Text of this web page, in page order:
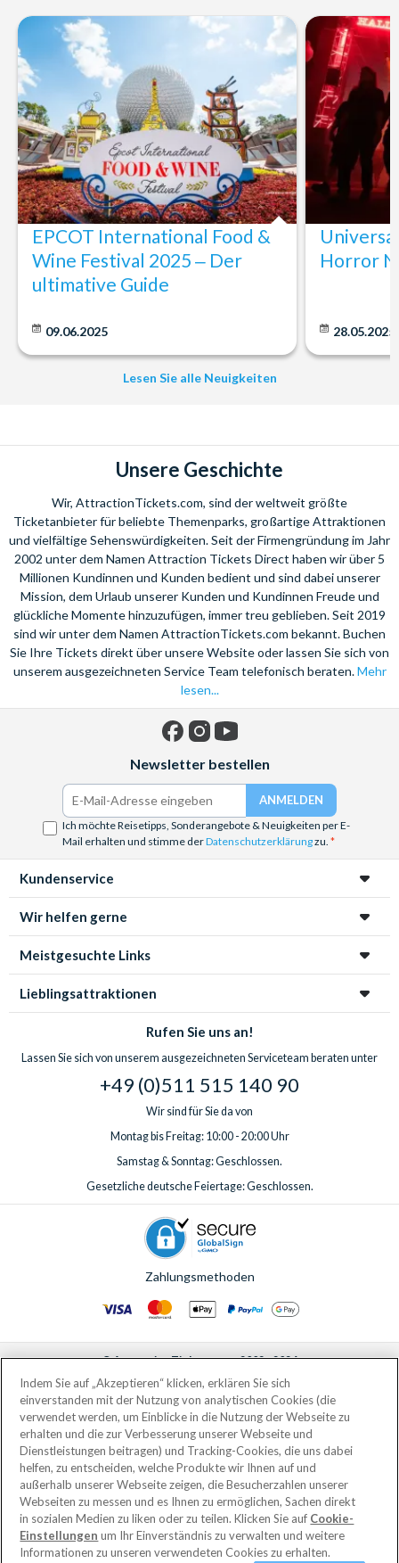
EPCOT International Food &
Wine Festival 2025 ‒ Der
ultimative Guide
09.06.2025
Horror
28.05.2025
Lesen Sie alle Neuigkeiten
Unsere Geschichte
Wir, AttractionTickets.com, sind der weltweit größte
Ticketanbieter für beliebte Themenparks, großartige Attraktionen
und vielfältige Sehenswürdigkeiten. Seit der Firmengründung im Jahr
2002 unter dem Namen Attraction Tickets Direct haben wir über 5
Millionen Kundinnen und Kunden bedient und sind dabei unserer
Mission, dem Urlaub unserer Kunden und Kundinnen Freude und
glückliche Momente hinzuzufügen, immer treu geblieben. Seit 2019
sind wir unter dem Namen AttractionTickets.com bekannt. Buchen
Sie Ihre Tickets direkt über unsere Website oder lassen Sie sich von
unserem ausgezeichneten Service Team telefonisch beraten.Mehr
lesen...
Newsletter bestellen
Ich möchte Reisetipps, Sonderangebote & Neuigkeiten per E-
Mail erhalten und stimme derDatenschutzerklärungzu.
Kundenservice
Wir helfen gerne
Meistgesuchte Links
Lieblingsattraktionen
Rufen Sie uns an!
Lassen Sie sich von unserem ausgezeichneten Serviceteam beraten unter
+49 (0)511 515 140 90
Wir sind für Sie da von
Montag bis Freitag: 10:00 - 20:00 Uhr
Samstag & Sonntag: Geschlossen.
Gesetzliche deutsche Feiertage: Geschlossen.
Zahlungsmethoden
© AttractionTickets.com 2002 - 2026
Eingetragener Firmensitz: 2nd Floor Nucleus House, 2 Lower Mortlake Road,
Richmond, United Kingdom, TW9 2JA.
AttractionTickets.com is a trading name of Attraction Tickets LTD, who are
the owners of UK Trademark Registration Nos. 3427114 and 3427117.
Registered in England with registered number 4390984 and VAT Number
795922965.
Indem Sie auf „Akzeptieren“ klicken, erklären Sie sich
einverstanden mit der Nutzung von analytischen Cookies (die
verwendet werden, um Einblicke in die Nutzung der Webseite zu
erhalten und die zur Verbesserung unserer Webseite und
Dienstleistungen beitragen) und Tracking-Cookies, die uns dabei
helfen, zu entscheiden, welche Produkte wir Ihnen auf und
außerhalb unserer Webseite zeigen, die Besucherzahlen unserer
Webseiten zu messen und es Ihnen zu ermöglichen, Sachen direkt
in sozialen Medien zu liken oder zu teilen. Klicken Sie auf Cookie-
Einstellungen um Ihr Einverständnis zu verwalten und weitere
Informationen zu unseren verwendeten Cookies zu erhalten.